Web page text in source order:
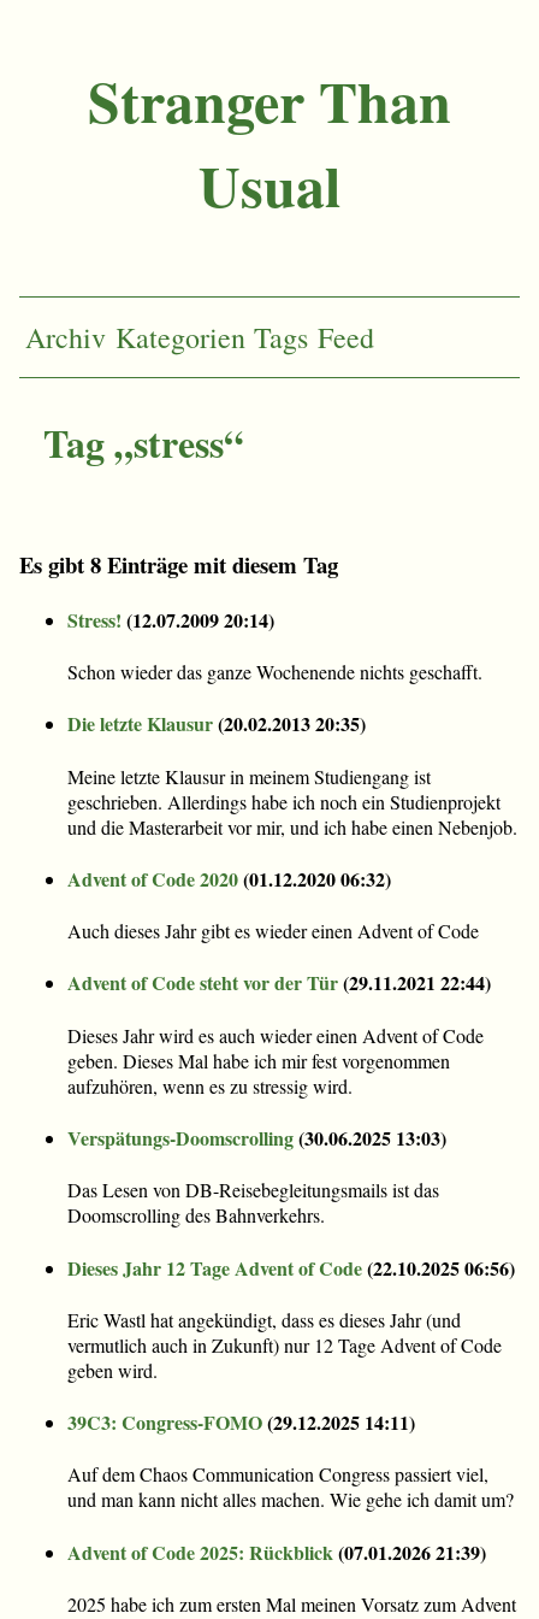
Stranger Than
Usual
Archiv Kategorien Tags Feed
Tag „stress“
Es gibt 8 Einträge mit diesem Tag
Stress! (12.07.2009 20:14)
Schon wieder das ganze Wochenende nichts geschafft.
Die letzte Klausur(20.02.2013 20:35)
Meine letzte Klausur in meinem Studiengang ist
geschrieben. Allerdings habe ich noch ein Studienprojekt
und die Masterarbeit vor mir, und ich habe einen Nebenjob.
Advent of Code 2020(01.12.2020 06:32)
Auch dieses Jahr gibt es wieder einen Advent of Code
Advent of Code steht vor der Tür(29.11.2021 22:44)
Dieses Jahr wird es auch wieder einen Advent of Code
geben. Dieses Mal habe ich mir fest vorgenommen
aufzuhören, wenn es zu stressig wird.
Verspätungs-Doomscrolling(30.06.2025 13:03)
Das Lesen von DB-Reisebegleitungsmails ist das
Doomscrolling des Bahnverkehrs.
Dieses Jahr 12 Tage Advent of Code(22.10.2025 06:56)
Eric Wastl hat angekündigt, dass es dieses Jahr (und
vermutlich auch in Zukunft) nur 12 Tage Advent of Code
geben wird.
39C3: Congress-FOMO(29.12.2025 14:11)
Auf dem Chaos Communication Congress passiert viel,
und man kann nicht alles machen. Wie gehe ich damit um?
Advent of Code 2025: Rückblick (07.01.2026 21:39)
2025 habe ich zum ersten Mal meinen Vorsatz zum Advent